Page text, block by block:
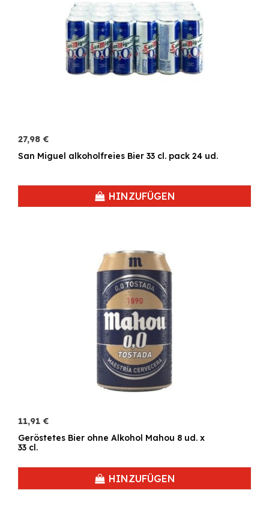
27,98 €
San Miguel alkoholfreies Bier 33 cl. pack 24 ud.
HINZUFÜGEN
11,91 €
Geröstetes Bier ohne Alkohol Mahou 8 ud. x
33 cl.
HINZUFÜGEN